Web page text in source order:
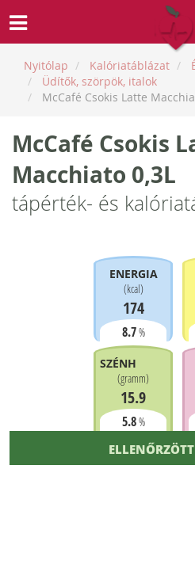
Nyitólap Kalóriatáblázat
Üdítők, szörpök, italok
McCafé Csokis Latte
McCafé Csokis
Macchiato 0,3L
tápérték- és
ENERGIA
(kcal)
174
8.7%
SZÉNHIDRÁT
(gramm)
15.9
5.8%